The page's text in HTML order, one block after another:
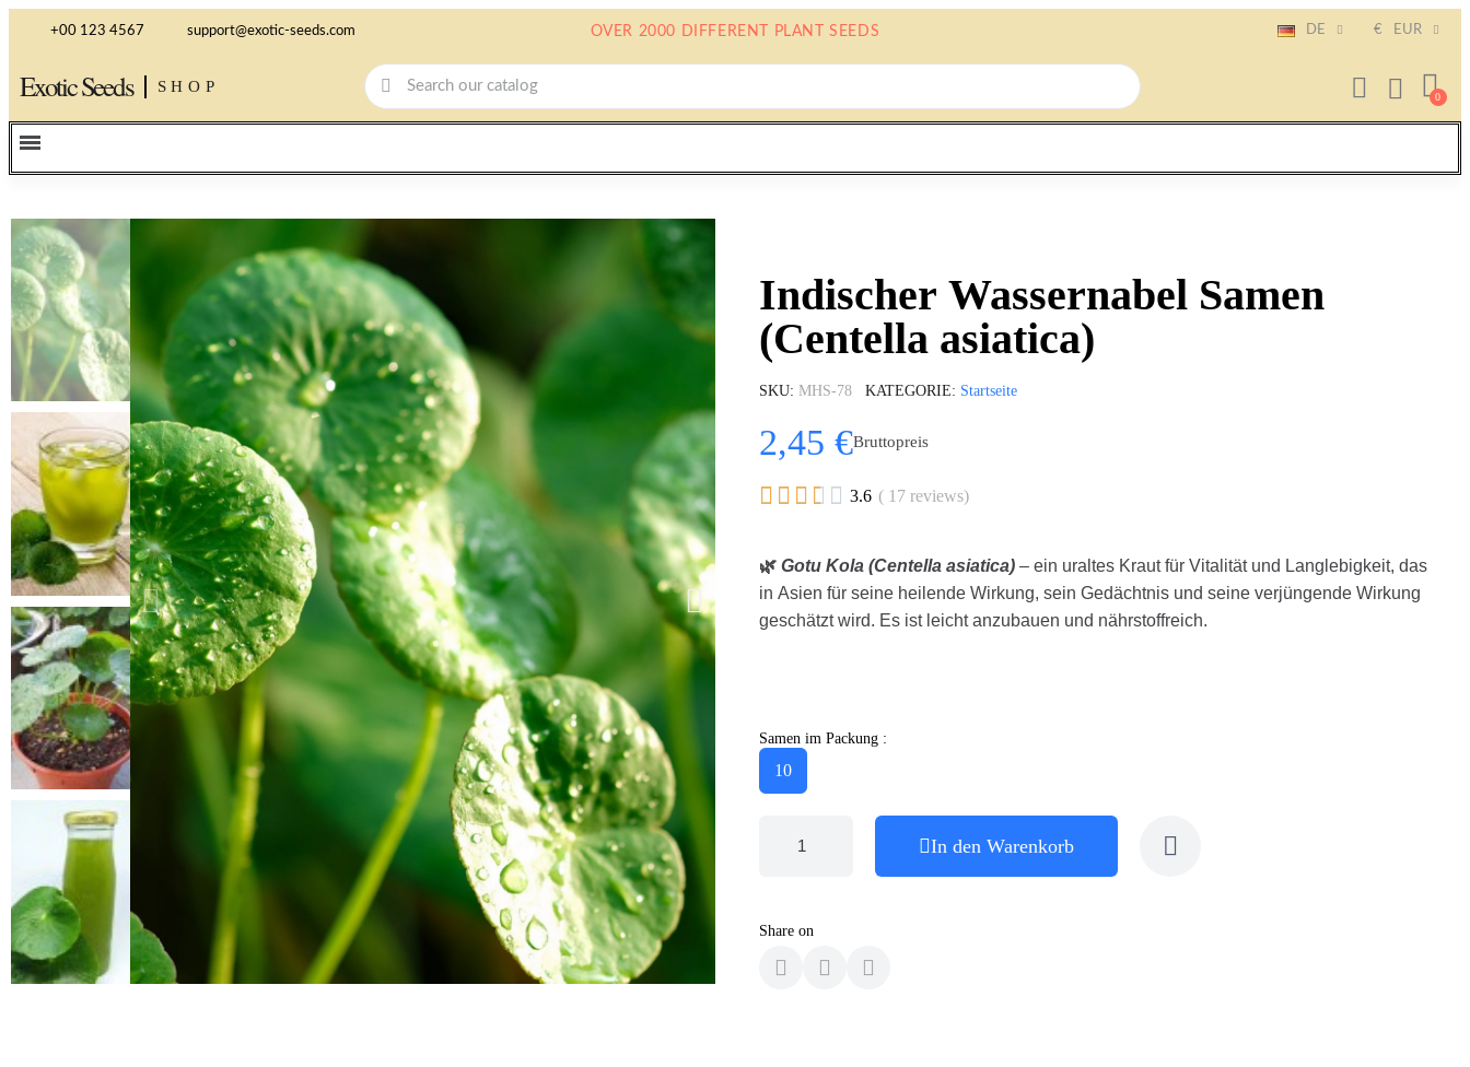
+00 123 4567 support@exotic-seeds.com OVER 2000 DIFFERENT PLANT SEEDS DE € EUR
Exotic Seeds SHOP
Indischer Wassernabel Samen
(Centella asiatica)
SKU MHS-78 KATEGORIE Startseite
2,45 €Bruttopreis
     3.6 ( 17 reviews)
🌿 Gotu Kola (Centella asiatica) – ein uraltes Kraut für Vitalität und Langlebigkeit, das
in Asien für seine heilende Wirkung, sein Gedächtnis und seine verjüngende Wirkung
geschätzt wird. Es ist leicht anzubauen und nährstoffreich.
Samen im Packung :
10
In den Warenkorb
Share on